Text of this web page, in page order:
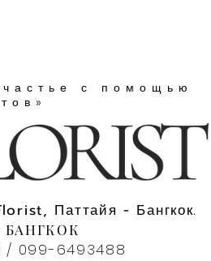
с помощью
Паттайя - Бангкок.
БАНГКОК
/ 099-6493488